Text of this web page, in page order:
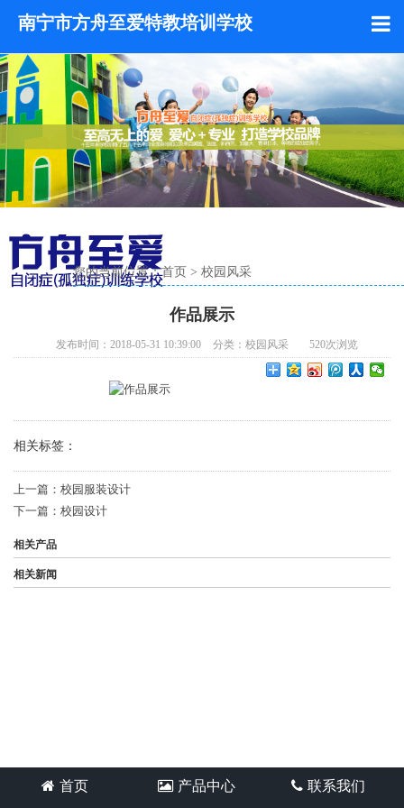
南宁市方舟至爱特教培训学校
您的当前位置：首页 > 校园风采
作品展示
发布时间：2018-05-31 10:39:00 分类： 校园风采 520次浏览
相关标签：
上一篇： 校园服装设计
下一篇： 校园设计
相关产品
相关新闻
首页 产品中心 联系我们